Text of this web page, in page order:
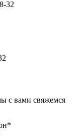
с вами свяжемся